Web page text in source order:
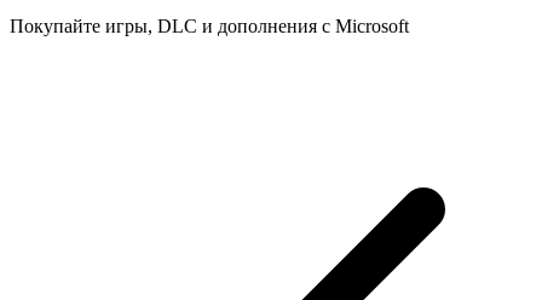
Покупайте игры, DLC и дополнения с Microsoft